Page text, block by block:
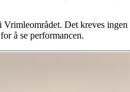
Det kreves ingen
å se performancen.